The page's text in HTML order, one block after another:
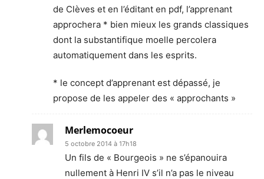
de Clèves et en l’éditant en pdf, l’apprenant
approchera * bien mieux les grands classiques
dont la substantifique moelle percolera
automatiquement dans les esprits.
* le concept d’apprenant est dépassé, je
propose de les appeler des « approchants »
Merlemocoeur
5 octobre 2014 à 17h18
Un fils de « Bourgeois » ne s’épanouira
nullement à Henri IV s’il n’a pas le niveau